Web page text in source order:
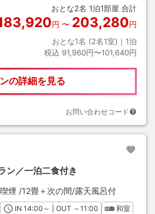
おとな2名 1泊1部屋 合計
円 〜 203,280円
おとな1名 (2名1室)｜ 1泊
税込 91,960円〜101,640円
の詳細を見る
お問い合わせコード
ン／一泊二食付き
煙 /12畳＋次の間/露天風呂付
INチェックイン
14:00 ～ | OUT チェックアウト
～11:00
和室